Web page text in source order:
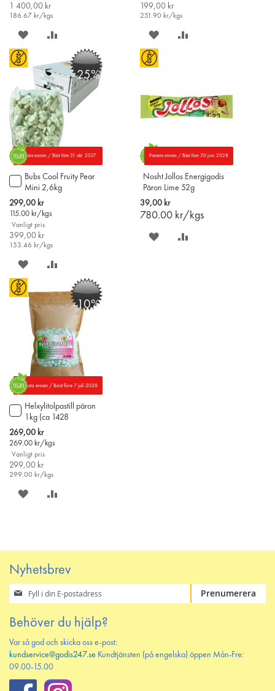
1 400,00 kr
186.67 kr/kgs
SPARA
ÖNSKELISTAN
JÄMFÖR
199,00 kr
251.90 kr/kgs
SPARA
-25%
Parasta ennen / Bäst före 31 okt. 2027
Bubs Cool Fruity Pear
Mini 2,6kg
Special
Price
299,00 kr
115.00 kr/kgs
Vanligt pris
399,00 kr
153.46 kr/kgs
Lägg
till
varukorgen
SPARA
ÖNSKELISTAN
JÄMFÖR
Parasta ennen / Bäst före 30 juni 2028
Nosht Jollos Energigodis
Päron Lime 52g
39,00 kr
780.00 kr/kgs
SPARA
Parasta ennen / Bäst före 7 juli 2028
-10%
Helxylitolpastill päron
1kg (ca 1428
helxylitolpastiller)
Special
Price
269,00 kr
269.00 kr/kgs
Vanligt pris
299,00 kr
299.00 kr/kgs
Lägg
till
varukorgen
SPARA
Nyhetsbrev
Prenumerera
på
nyhetsbrev
Prenumerera
Behöver du hjälp?
Var så god och skicka oss e-post:
kundservice@godis247.se Kundtjänsten (på engelska) öppen Mån-Fre:
09.00-15.00